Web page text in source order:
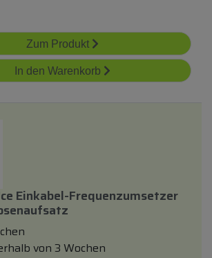
Zum Produkt
In den Warenkorb
Einkabel-Frequenzumsetzer
von 3 Wochen